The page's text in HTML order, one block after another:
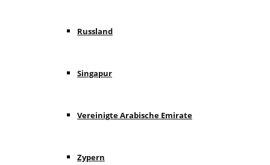
Russland
Singapur
Vereinigte Arabische Emirate
Zypern